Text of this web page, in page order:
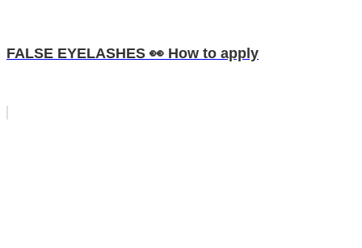
FALSE EYELASHES 👀 How to apply